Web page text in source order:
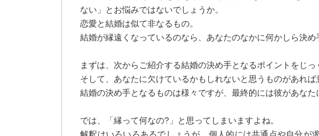
ない」とお悩みではないでしょうか。
恋愛と結婚は似て非なるもの。
結婚が縁遠くなっているのなら、あなたのなかに何かしら決め
まずは、次からご紹介する結婚の決め手となるポイントをじっ
そして、あなたに欠けているかもしれないと思うものがあれ
結婚の決め手となるものは様々ですが、最終的には彼があなた
では、「縁って何なの?」と思ってしまいますよね。